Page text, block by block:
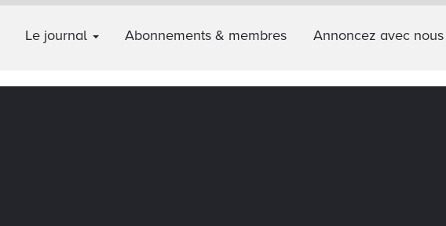
Le journal Abonnements & membres Annoncez avec nous